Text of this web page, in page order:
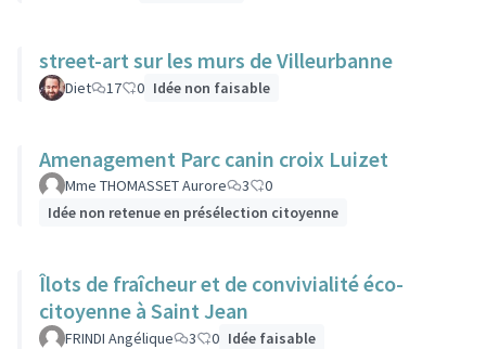
street-art sur les murs de Villeurbanne
Diet 17 0 Idée non faisable
Amenagement Parc canin croix Luizet
Mme THOMASSET Aurore 3
0
Idée non retenue en présélection citoyenne
Îlots de fraîcheur et de convivialité éco-
citoyenne à Saint Jean
FRINDI Angélique 3 0 Idée faisable